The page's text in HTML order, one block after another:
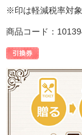
※印は軽減税率対象
商品コード：